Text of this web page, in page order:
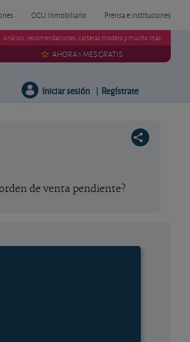
OCU Inmobiliario Prensa e instituciones
Análisis, recomendaciones, carteras modelo y mucho más
AHORA 1 MES GRATIS
Iniciar sesión | Regístrate
de venta pendiente?